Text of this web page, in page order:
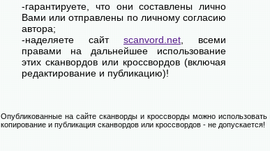
-гарантируете, что они составлены лично
Вами или отправлены по личному согласию
автора;
-наделяете сайт scanvord.net , всеми
правами на дальнейшее использование
этих сканвордов или кроссвордов (включая
редактирование и публикацию)!
Опубликованные на сайте сканворды и кроссворды можно использовать
копирование и публикация сканвордов или кроссвордов - не допускается!